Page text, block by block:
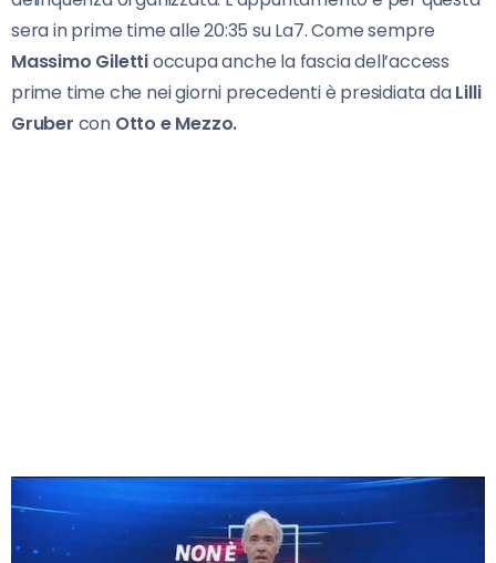
sera in prime time alle 20:35 su La7. Come sempre
Massimo Gilettioccupa anche la fascia dell’access
prime time che nei giorni precedenti è presidiata daLilli
Gruber con Otto e Mezzo.